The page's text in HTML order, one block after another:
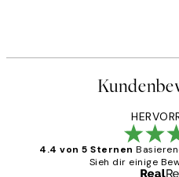
4.4 von 5 Sternen
Sieh dir einige